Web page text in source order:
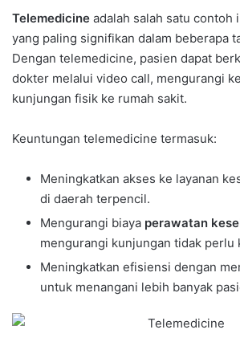
Telemedicine adalah salah satu contoh
yang paling signifikan dalam beberapa
Dengan telemedicine, pasien dapat
dokter melalui video call, mengurangi
kunjungan fisik ke rumah sakit.
Keuntungan telemedicine termasuk:
Meningkatkan akses ke layanan
di daerah terpencil.
Mengurangi biaya perawatan
mengurangi kunjungan tidak perlu
Meningkatkan efisiensi dengan
untuk menangani lebih banyak